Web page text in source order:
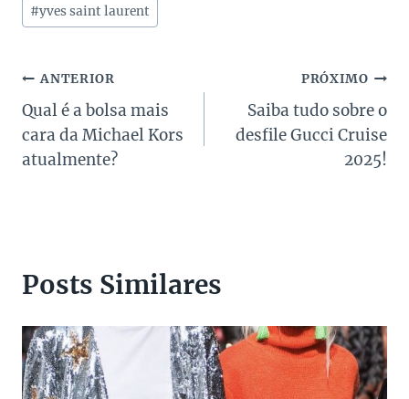
Post:
#yves saint laurent
Navegação
de
Post
ANTERIOR
Qual é a bolsa mais
cara da Michael Kors
atualmente?
PRÓXIMO
Saiba tudo sobre o
desfile Gucci Cruise
2025!
Posts Similares